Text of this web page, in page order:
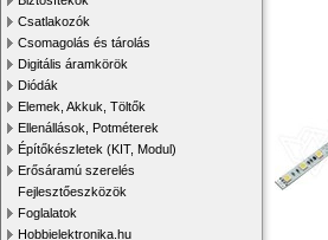
Csatlakozók
Csomagolás és tárolás
Digitális áramkörök
Diódák
Elemek, Akkuk, Töltők
Ellenállások, Potméterek
Építőkészletek (KIT, Modul)
Erősáramú szerelés
Fejlesztőeszközök
Foglalatok
Hobbielektronika.hu